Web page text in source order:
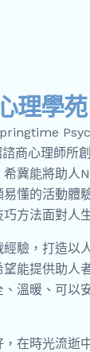
理學苑
商心理師所
冀能將助人
懂的活動體
方法面對人
驗，打造以
能提供助人
溫暖、可以
，在時光流逝